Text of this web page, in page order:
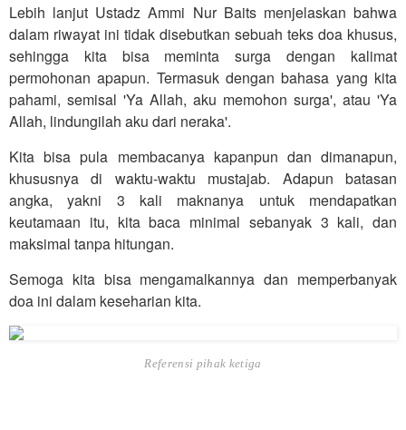
Lebih lanjut Ustadz Ammi Nur Baits menjelaskan bahwa
dalam riwayat ini tidak disebutkan sebuah teks doa khusus,
sehingga kita bisa meminta surga dengan kalimat
permohonan apapun. Termasuk dengan bahasa yang kita
pahami, semisal 'Ya Allah, aku memohon surga', atau 'Ya
Allah, lindungilah aku dari neraka'.
Kita bisa pula membacanya kapanpun dan dimanapun,
khususnya di waktu-waktu mustajab. Adapun batasan
angka, yakni 3 kali maknanya untuk mendapatkan
keutamaan itu, kita baca minimal sebanyak 3 kali, dan
maksimal tanpa hitungan.
Semoga kita bisa mengamalkannya dan memperbanyak
doa ini dalam keseharian kita.
Referensi pihak ketiga